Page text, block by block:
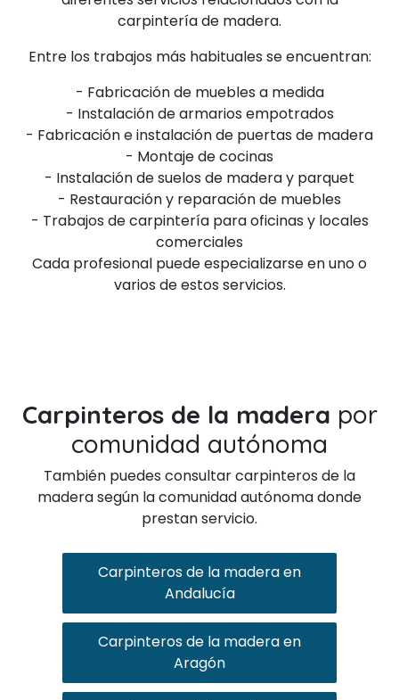
carpintería de madera.
Entre los trabajos más habituales se encuentran:
- Fabricación de muebles a medida
- Instalación de armarios empotrados
- Fabricación e instalación de puertas de madera
- Montaje de cocinas
- Instalación de suelos de madera y parquet
- Restauración y reparación de muebles
- Trabajos de carpintería para oficinas y locales
comerciales
Cada profesional puede especializarse en uno o
varios de estos servicios.
Carpinteros de la madera por
comunidad autónoma
También puedes consultar carpinteros de la
madera según la comunidad autónoma donde
prestan servicio.
Carpinteros de la madera en
Andalucía
Carpinteros de la madera en
Aragón